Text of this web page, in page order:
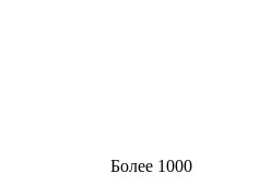
Более 1000